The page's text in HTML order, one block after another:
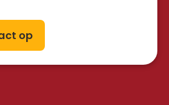
op